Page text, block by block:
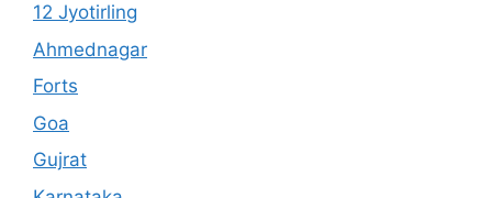
12 Jyotirling
Ahmednagar
Forts
Goa
Gujrat